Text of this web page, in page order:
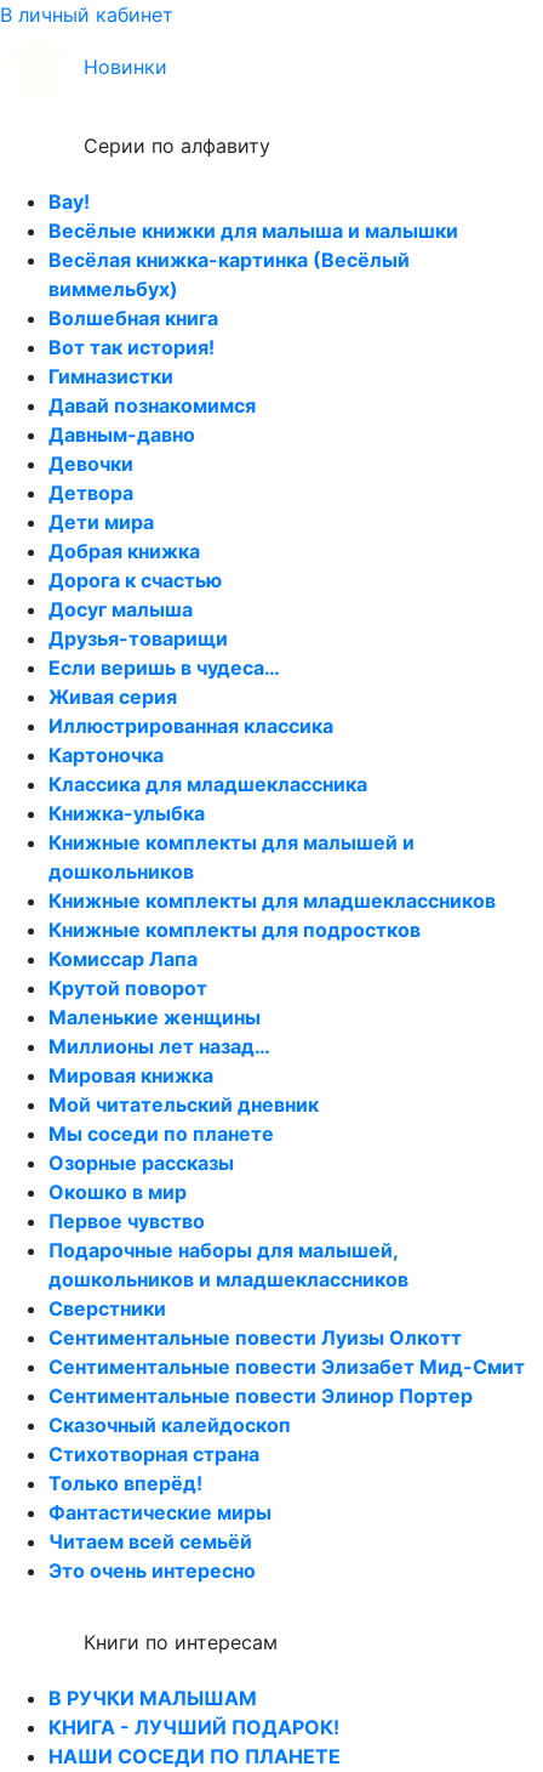
В личный кабинет
Новинки
Серии по алфавиту
Вау!
Весёлые книжки для малыша и малышки
Весёлая книжка-картинка (Весёлый
виммельбух)
Волшебная книга
Вот так история!
Гимназистки
Давай познакомимся
Давным-давно
Девочки
Детвора
Дети мира
Добрая книжка
Дорога к счастью
Досуг малыша
Друзья-товарищи
Если веришь в чудеса…
Живая серия
Иллюстрированная классика
Картоночка
Классика для младшеклассника
Книжка-улыбка
Книжные комплекты для малышей и
дошкольников
Книжные комплекты для младшеклассников
Книжные комплекты для подростков
Комиссар Лапа
Крутой поворот
Маленькие женщины
Миллионы лет назад…
Мировая книжка
Мой читательский дневник
Мы соседи по планете
Озорные рассказы
Окошко в мир
Первое чувство
Подарочные наборы для малышей,
дошкольников и младшеклассников
Сверстники
Сентиментальные повести Луизы Олкотт
Сентиментальные повести Элизабет Мид-Смит
Сентиментальные повести Элинор Портер
Сказочный калейдоскоп
Стихотворная страна
Только вперёд!
Фантастические миры
Читаем всей семьёй
Это очень интересно
Книги по интересам
В РУЧКИ МАЛЫШАМ
КНИГА - ЛУЧШИЙ ПОДАРОК!
НАШИ СОСЕДИ ПО ПЛАНЕТЕ